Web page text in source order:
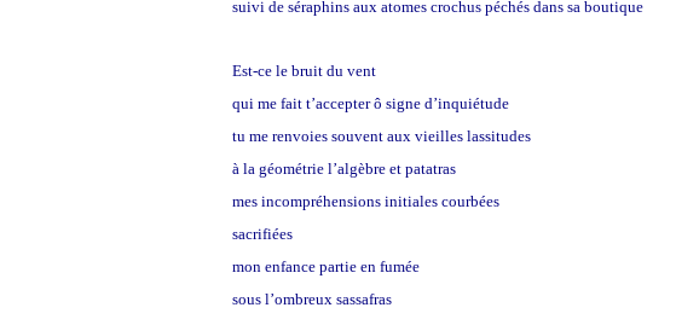
suivi de séraphins aux atomes crochus péchés dans sa boutique
Est-ce le bruit du vent
qui me fait t’accepter ô signe d’inquiétude
tu me renvoies souvent aux vieilles lassitudes
à la géométrie l’algèbre et patatras
mes incompréhensions initiales courbées
sacrifiées
mon enfance partie en fumée
sous l’ombreux sassafras